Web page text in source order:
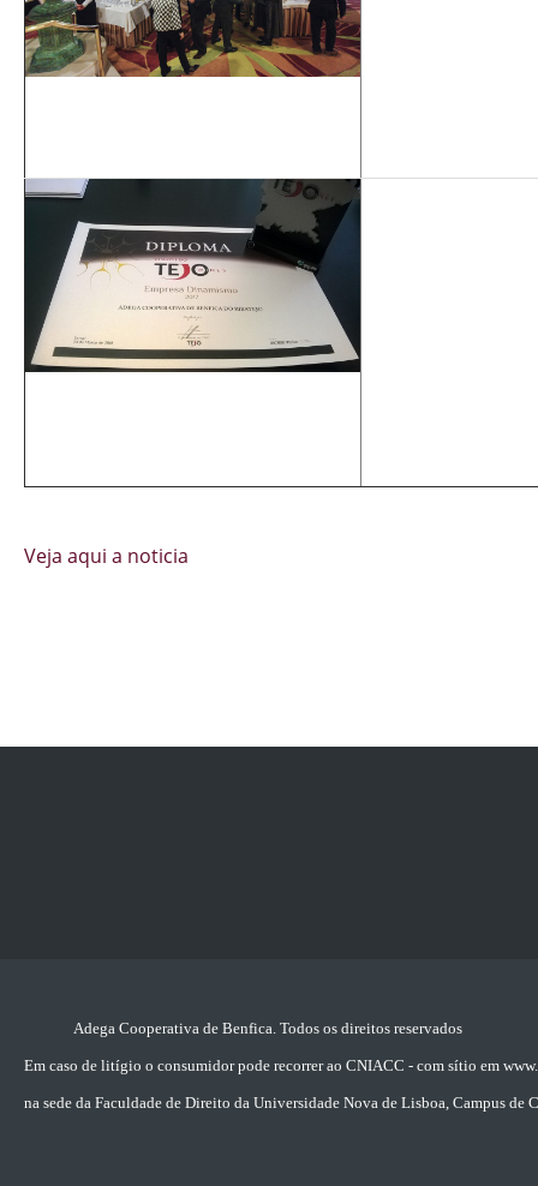
Veja aqui a noticia
Adega Cooperativa de Benfica. Todos os direitos reservados
Em caso de litígio o consumidor pode recorrer ao CNIACC - com sítio em
na sede da Faculdade de Direito da Universidade Nova de Lisboa, Campus